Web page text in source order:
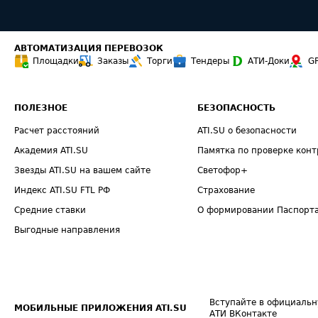
АВТОМАТИЗАЦИЯ ПЕРЕВОЗОК
Площадки
Заказы Торги Тендеры АТИ-Доки
ПОЛЕЗНОЕ
Расчет расстояний
Академия ATI.SU
Звезды ATI.SU на вашем сайте
Индекс ATI.SU FTL РФ
Средние ставки
Выгодные направления
БЕЗОПАСНОСТЬ
ATI.SU о безопасности
Памятка по проверке
Светофор+
Страхование
О формировании
МОБИЛЬНЫЕ ПРИЛОЖЕНИЯ ATI.SU
Вступайте в
АТИ ВКонтакте